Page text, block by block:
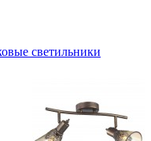
светильники